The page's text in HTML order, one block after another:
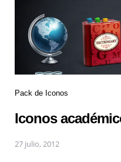
Pack de Iconos
Iconos
27 julio, 2012